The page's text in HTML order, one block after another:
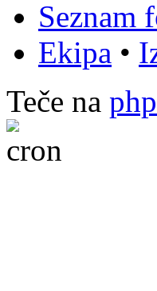
Seznam
Ekipa •
Teče na